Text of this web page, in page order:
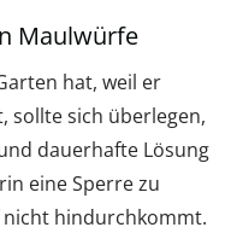
Maulwürfe
hat, weil er
sollte sich überlegen,
dauerhafte Lösung
eine Sperre zu
hindurchkommt.